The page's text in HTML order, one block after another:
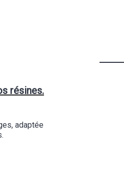
résines.
adaptée